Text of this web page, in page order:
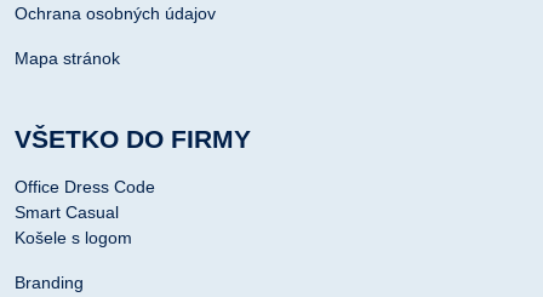
Ochrana osobných údajov
Mapa stránok
VŠETKO DO FIRMY
Office Dress Code
Smart Casual
Košele s logom
Branding